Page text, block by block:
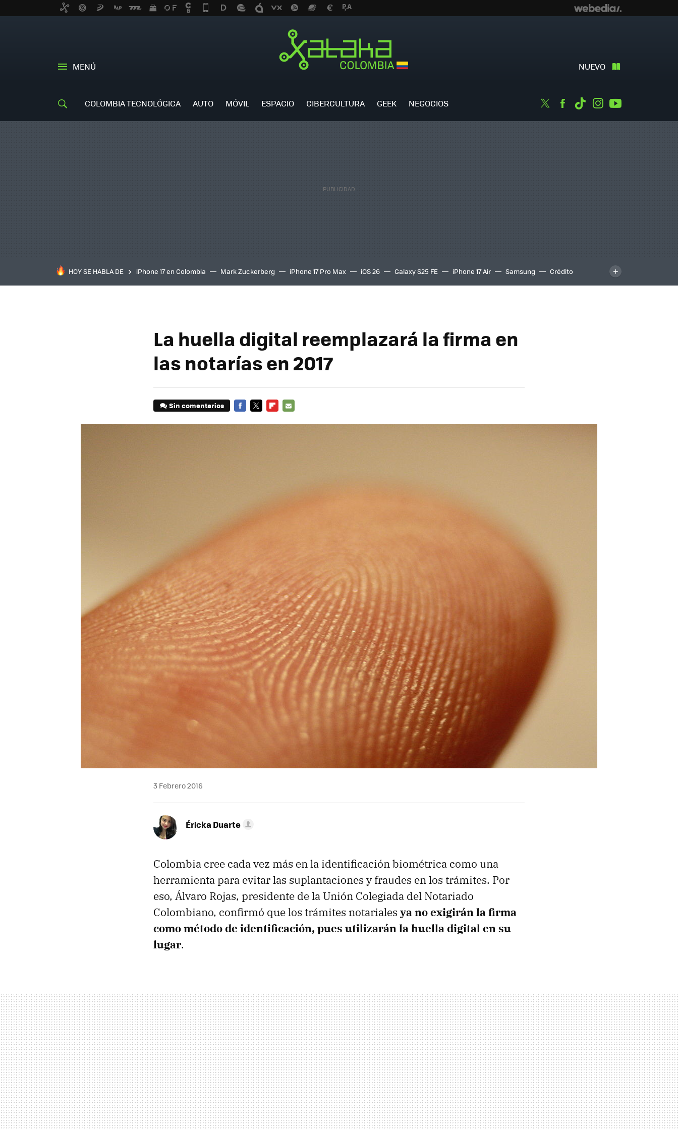
MENÚ NUEVO
COLOMBIA TECNOLÓGICA AUTO MÓVIL ESPACIO CIBERCULTURA GEEK NEGOCIOS TwitterFacebook
TiktokInstagram
HOY SE HABLA DE iPhone 17 en Colombia Mark Zuckerberg iPhone 17 Pro Max iOS 26 Galaxy S25 FE iPhone 17 Air Samsung
Crédito
inteligente
IA TCL C8K
La huella digital reemplazará la firma en
las notarías en 2017
Sin comentarios
3 Febrero 2016
Éricka Duarte
Colombia cree cada vez más en la identificación biométrica como una
herramienta para evitar las suplantaciones y fraudes en los trámites. Por
eso, Álvaro Rojas, presidente de la Unión Colegiada del Notariado
Colombiano, confirmó que los trámites notariales ya no exigirán la firma
como método de identificación, pues utilizarán la huella digital en su
lugar.